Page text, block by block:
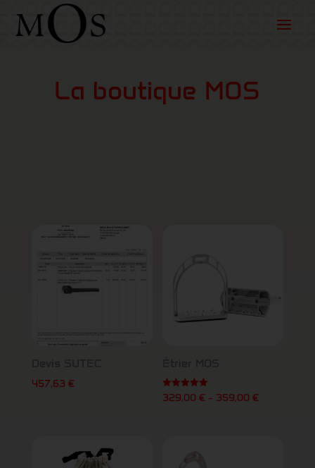
La boutique MOS
457,63 €
Note
5.00
329,00€ – 359,00€